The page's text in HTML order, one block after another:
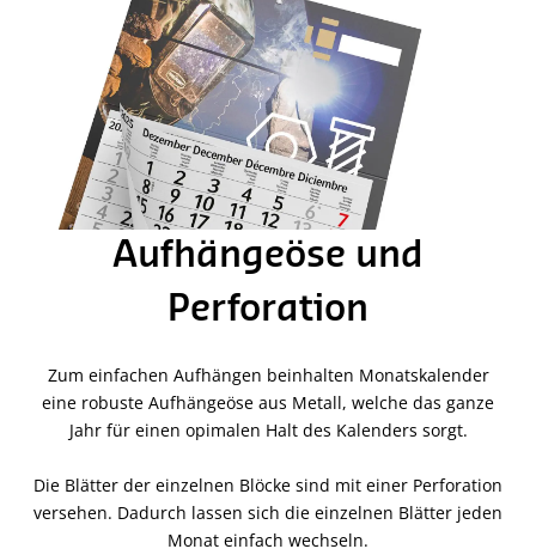
Aufhängeöse und
Perforation
Zum einfachen Aufhängen beinhalten Monatskalender
eine robuste Aufhängeöse aus Metall, welche das ganze
Jahr für einen opimalen Halt des Kalenders sorgt.
Die Blätter der einzelnen Blöcke sind mit einer Perforation
versehen. Dadurch lassen sich die einzelnen Blätter jeden
Monat einfach wechseln.